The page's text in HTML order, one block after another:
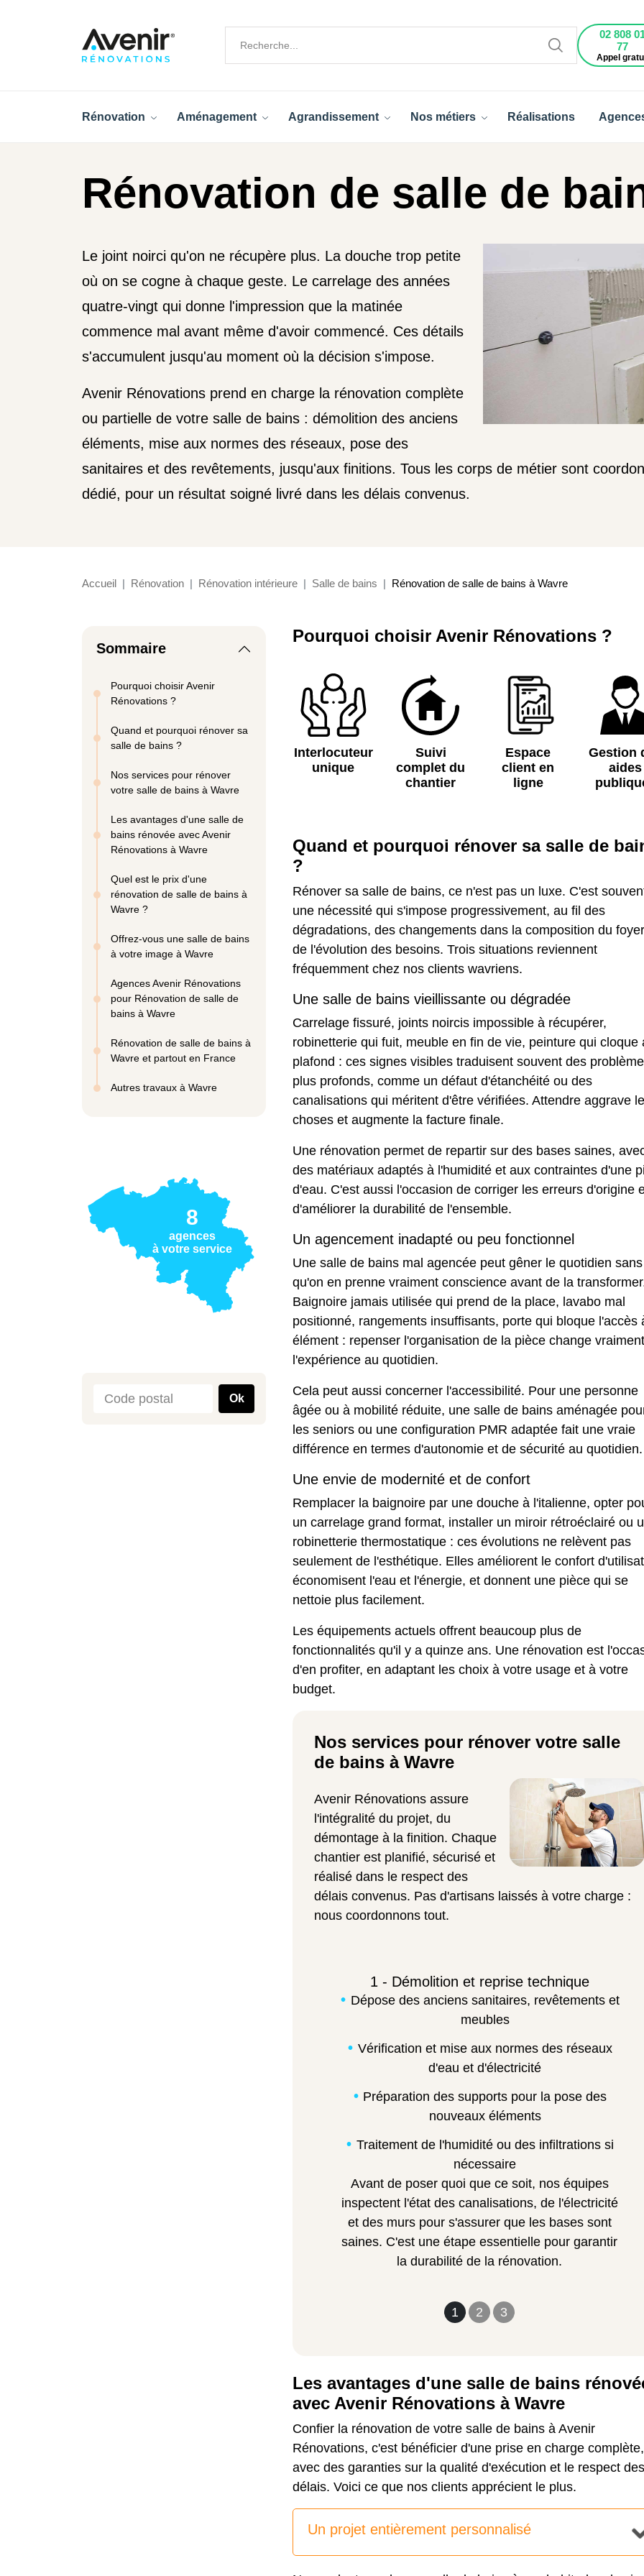
02 808
77
Appel
Rénovation Aménagement Agrandissement Nos métiers Réalisations
Rénovation de salle de
Le joint noirci qu'on ne récupère plus. La douche trop petite
où on se cogne à chaque geste. Le carrelage des années
quatre-vingt qui donne l'impression que la matinée
commence mal avant même d'avoir commencé. Ces détails
s'accumulent jusqu'au moment où la décision s'impose.
Avenir Rénovations prend en charge la rénovation complète
ou partielle de votre salle de bains : démolition des anciens
éléments, mise aux normes des réseaux, pose des
sanitaires et des revêtements, jusqu'aux finitions. Tous les corps de métier sont
dédié, pour un résultat soigné livré dans les délais convenus.
Accueil Rénovation Rénovation intérieure Salle de bains Rénovation de salle de bains à Wavre
Sommaire
Pourquoi choisir Avenir
Rénovations ?
Quand et pourquoi rénover sa
salle de bains ?
Nos services pour rénover
votre salle de bains à Wavre
Les avantages d'une salle de
bains rénovée avec Avenir
Rénovations à Wavre
Quel est le prix d'une
rénovation de salle de bains à
Wavre ?
Offrez-vous une salle de bains
à votre image à Wavre
Agences Avenir Rénovations
pour Rénovation de salle de
bains à Wavre
Rénovation de salle de bains à
Wavre et partout en France
Autres travaux à Wavre
8
agences
à votre service
Ok
Pourquoi choisir Avenir Rénovations ?
Interlocuteur
unique
Suivi
complet du
chantier
Espace
client en
ligne
Gestion
aides
Quand et pourquoi rénover sa salle de
?
Rénover sa salle de bains, ce n'est pas un luxe. C'est
une nécessité qui s'impose progressivement, au fil des
dégradations, des changements dans la composition du
de l'évolution des besoins. Trois situations reviennent
fréquemment chez nos clients wavriens.
Une salle de bains vieillissante ou dégradée
Carrelage fissuré, joints noircis impossible à récupérer,
robinetterie qui fuit, meuble en fin de vie, peinture qui cloque
plafond : ces signes visibles traduisent souvent des
plus profonds, comme un défaut d'étanchéité ou des
canalisations qui méritent d'être vérifiées. Attendre aggrave
choses et augmente la facture finale.
Une rénovation permet de repartir sur des bases saines,
des matériaux adaptés à l'humidité et aux contraintes d'une
d'eau. C'est aussi l'occasion de corriger les erreurs d'origine
d'améliorer la durabilité de l'ensemble.
Un agencement inadapté ou peu fonctionnel
Une salle de bains mal agencée peut gêner le quotidien sans
qu'on en prenne vraiment conscience avant de la
Baignoire jamais utilisée qui prend de la place, lavabo mal
positionné, rangements insuffisants, porte qui bloque l'accès
élément : repenser l'organisation de la pièce change vraiment
l'expérience au quotidien.
Cela peut aussi concerner l'accessibilité. Pour une personne
âgée ou à mobilité réduite, une salle de bains aménagée
les seniors ou une configuration PMR adaptée fait une vraie
différence en termes d'autonomie et de sécurité au quotidien.
Une envie de modernité et de confort
Remplacer la baignoire par une douche à l'italienne, opter
un carrelage grand format, installer un miroir rétroéclairé ou
robinetterie thermostatique : ces évolutions ne relèvent pas
seulement de l'esthétique. Elles améliorent le confort
économisent l'eau et l'énergie, et donnent une pièce qui se
nettoie plus facilement.
Les équipements actuels offrent beaucoup plus de
fonctionnalités qu'il y a quinze ans. Une rénovation est
d'en profiter, en adaptant les choix à votre usage et à votre
budget.
Nos services pour rénover votre salle
de bains à Wavre
Avenir Rénovations assure
l'intégralité du projet, du
démontage à la finition. Chaque
chantier est planifié, sécurisé et
réalisé dans le respect des
délais convenus. Pas d'artisans laissés à votre charge :
nous coordonnons tout.
1 2 3
1 - Démolition et reprise technique
Dépose des anciens sanitaires, revêtements et
meubles
Vérification et mise aux normes des réseaux
d'eau et d'électricité
Préparation des supports pour la pose des
nouveaux éléments
Traitement de l'humidité ou des infiltrations si
nécessaire
Avant de poser quoi que ce soit, nos équipes
inspectent l'état des canalisations, de l'électricité
et des murs pour s'assurer que les bases sont
saines. C'est une étape essentielle pour garantir
la durabilité de la rénovation.
Les avantages d'une salle de bains
avec Avenir Rénovations à Wavre
Confier la rénovation de votre salle de bains à Avenir
Rénovations, c'est bénéficier d'une prise en charge complète,
avec des garanties sur la qualité d'exécution et le respect des
délais. Voici ce que nos clients apprécient le plus.
Un projet entièrement personnalisé